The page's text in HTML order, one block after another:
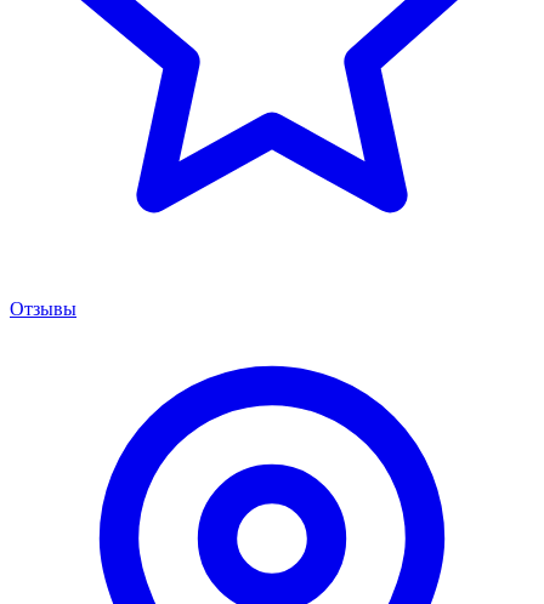
Отзывы
Менеджер сервиса
Онлайн · отвечаем за 5 мин